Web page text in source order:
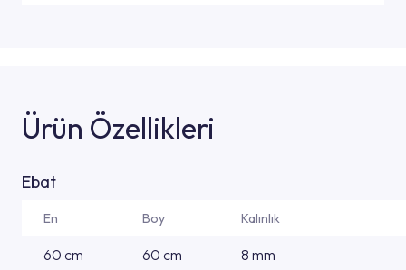
Ürün Özellikleri
Ebat
En Boy Kalınlık
60 cm 60 cm 8 mm